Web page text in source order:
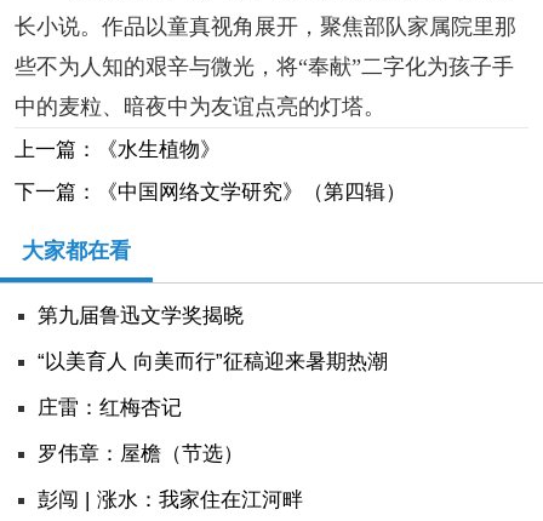
长小说。作品以童真视角展开，聚焦部队家属院里那
些不为人知的艰辛与微光，将“奉献”二字化为孩子手
中的麦粒、暗夜中为友谊点亮的灯塔。
上一篇：《水生植物》
下一篇：《中国网络文学研究》（第四辑）
大家都在看
第九届鲁迅文学奖揭晓
“以美育人 向美而行”征稿迎来暑期热潮
庄雷：红梅杏记
罗伟章：屋檐（节选）
彭闯 | 涨水：我家住在江河畔